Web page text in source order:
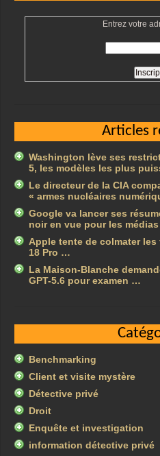
Entrez votre
Articles
Washington lève ses
5, les modèles les plus
Le directeur de la CIA
« armes nucléaires
Google va lancer ses
noir en vue pour les
Apple tente de colmater
18 Pro …
La Maison-Blanche
GPT-5.6 pour examen …
Benchmarking
Client et visite mystère
Détective privé
Droit
Enquête et investigation
information détective privé